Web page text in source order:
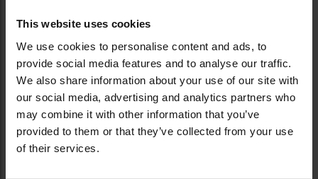
This website uses cookies
We use cookies to personalise content and ads, to
provide social media features and to analyse our traffic.
We also share information about your use of our site with
our social media, advertising and analytics partners who
may combine it with other information that you’ve
provided to them or that they’ve collected from your use
of their services.